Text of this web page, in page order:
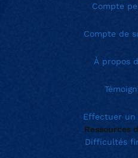
Compte
Compte de
À propos
Effectuer un
Ressources
Difficultés